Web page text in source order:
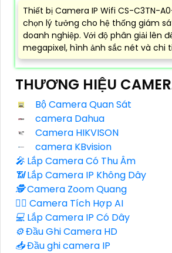
Thiết bị Camera IP Wifi CS-C3TN-
chọn lý tưởng cho hệ thống giám
doanh nghiệp. Với độ phân giải lên
megapixel, hình ảnh sắc nét và chi
THƯƠNG HIỆU
Bộ Camera Quan Sát
camera Dahua
Camera HIKVISON
camera KBvision
️🎤️ Lắp Camera Có Thu Âm
📶Lắp Camera IP Không Dây
🕵️Camera Zoom Quang
🧛‍♀️ Camera Tích Hợp AI
💻 Lắp Camera IP Có Dây
⚙️Đầu Ghi Camera HD
📥Đầu ghi camera IP